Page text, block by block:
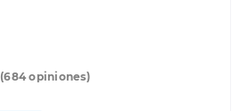
(684 opiniones)